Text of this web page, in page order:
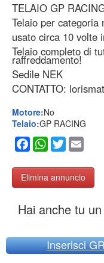
TELAIO GP
Telaio per categoria
usato circa 10 volte
Telaio completo di
raffreddamento!
Sedile NEK
CONTATTO:
Motore:No
Telaio:GP RACING
Facebook
WhatsApp
Twitter
Elimina annuncio
Hai anche tu
Inserisci